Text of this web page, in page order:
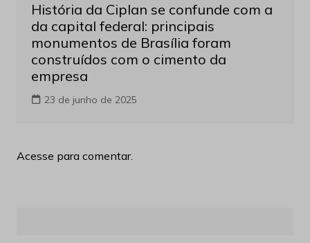
História da Ciplan se confunde com a
da capital federal: principais
monumentos de Brasília foram
construídos com o cimento da
empresa
23 de junho de 2025
Acesse para comentar.